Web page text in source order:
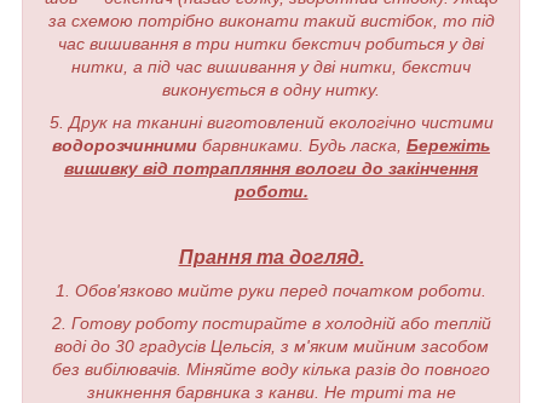
за схемою потрібно виконати такий вистібок, то під
час вишивання в три нитки бекстич робиться у дві
нитки, а під час вишивання у дві нитки, бекстич
виконується в одну нитку.
5. Друк на тканині виготовлений екологічно чистими
водорозчинними барвниками. Будь ласка, Бережіть
вишивку від потрапляння вологи до закінчення
роботи.
Прання та догляд.
1. Обов'язково мийте руки перед початком роботи.
2. Готову роботу постирайте в холодній або теплій
воді до 30 градусів Цельсія, з м'яким мийним засобом
без вибілювачів. Міняйте воду кілька разів до повного
зникнення барвника з канви. Не триті та не